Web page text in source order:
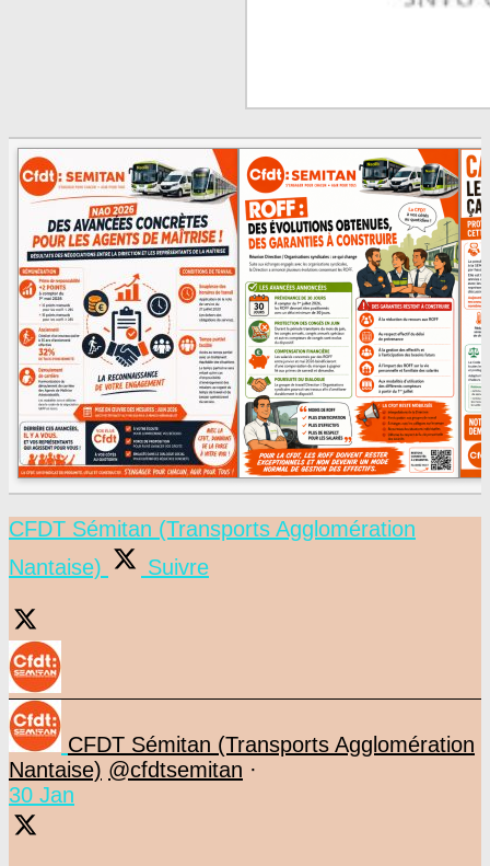
CFDT Sémitan (Transports Agglomération
Nantaise)
Suivre
CFDT Sémitan (Transports Agglomération
Nantaise) @cfdtsemitan ·
30 Jan